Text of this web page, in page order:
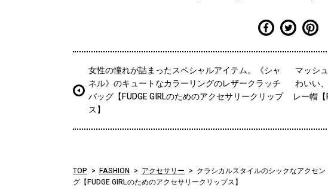
女性の憧れが詰まったスペシャルアイテム。《シャ
ネル》のキュートなカラーリングのレザークラッチ
バッグ【FUDGE GIRLのためのアクセサリークリップ
ス】
マッシ
わいい
レー帽
TOP FASHION アクセサリー
クラシカルスタイルのシックなアクセ
グ【FUDGE GIRLのためのアクセサリークリップス】